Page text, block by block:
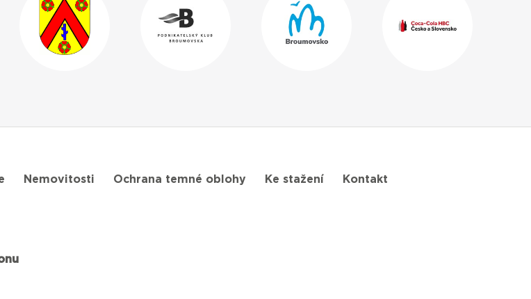
Nemovitosti Ochrana temné oblohy Ke stažení Kontakt